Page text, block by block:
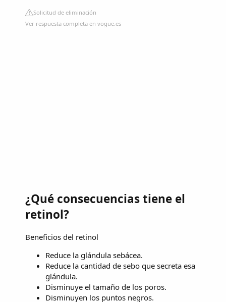
Solicitud de eliminación
Ver respuesta completa en vogue.es
¿Qué consecuencias tiene el
retinol?
Beneficios del retinol
Reduce la glándula sebácea.
Reduce la cantidad de sebo que secreta esa
glándula.
Disminuye el tamaño de los poros.
Disminuyen los puntos negros.